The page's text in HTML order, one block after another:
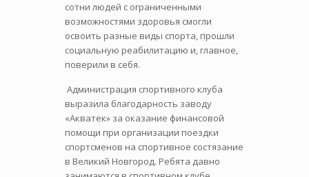
сотни людей с ограниченными
возможностями здоровья смогли
освоить разные виды спорта, прошли
социальную реабилитацию и, главное,
поверили в себя.
Администрация спортивного клуба
выразила благодарность заводу
«Акватек» за оказание финансовой
помощи при организации поездки
спортсменов на спортивное состязание
в Великий Новгород. Ребята давно